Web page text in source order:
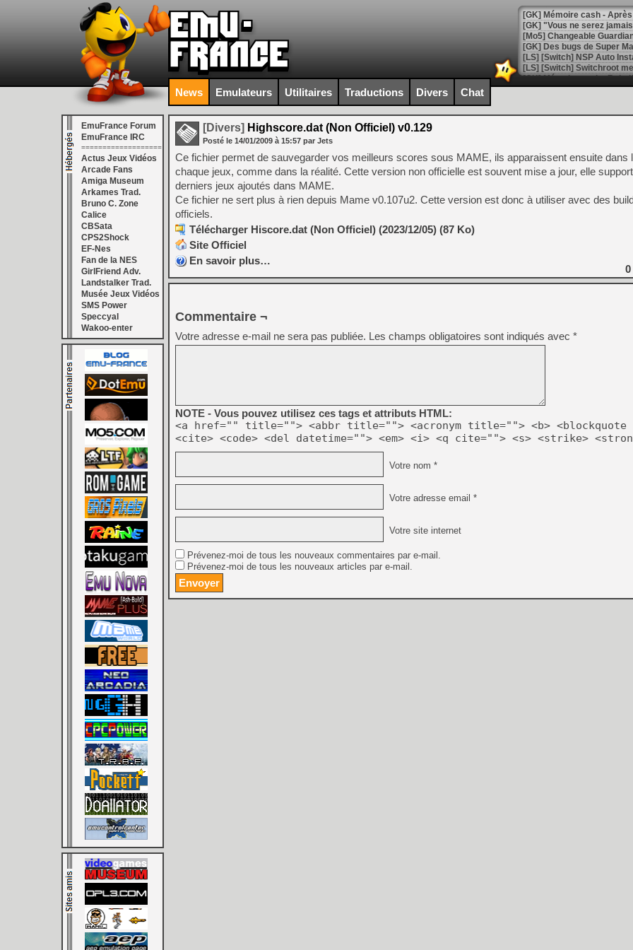
[GK] Mémoire cash -
[GK] "Vous ne serez
[Mo5] Changeable
[GK] Des bugs de Super
[LS] [Switch] NSP Auto
[GK] La saga horrifique
[GK] Le portage de Super
[Mo5] Le jeu de course
[GK] Guillermo del Toro
[GK] Mistfall Hunter : déjà
[GK] Wo Long 2 évolue
[GK] Crossfire : un TPS à
[LS] [PS5] Premiers
[Mo5] DOOM arrive en
[GK] Bethesda fête les 30
[GK] Roblox : l'action en
[GK] Agenda - GeForce
[LS] [PS5] ps5-y2jb-
[GK] Pourquoi Marvel
[GK] Test : Restory : Chill
[GK] GTA 6 : Rockstar
[GK] Hot Wheels Infinite
[GK] Mémoire cash -
[GK] Résultats Nintendo :
[GK] Dans ce jeu de
News Emulateurs Utilitaires Traductions Divers Chat
EmuFrance Forum
EmuFrance IRC
===================
Actus Jeux Vidéos
Arcade Fans
Amiga Museum
Arkames Trad.
Bruno C. Zone
Calice
CBSata
CPS2Shock
EF-Nes
Fan de la NES
GirlFriend Adv.
Landstalker Trad.
Musée Jeux Vidéos
SMS Power
Speccyal
Wakoo-enter
[Divers] Highscore.dat (Non Officiel) v0.129
Posté le 14/01/2009 à 15:57 par Jets
Ce fichier permet de sauvegarder vos meilleurs scores sous MAME, ils apparaissent ensuite dans
chaque jeux, comme dans la réalité. Cette version non officielle est souvent mise a jour, elle
derniers jeux ajoutés dans MAME.
Ce fichier ne sert plus à rien depuis Mame v0.107u2. Cette version est donc à utiliser avec des
officiels.
Télécharger Hiscore.dat (Non Officiel) (2023/12/05) (87 Ko)
Site Officiel
En savoir plus…
0
Commentaire ¬
Votre adresse e-mail ne sera pas publiée. Les champs obligatoires sont indiqués avec *
NOTE - Vous pouvez utilisez ces tags et attributs HTML:
<a href="" title=""> <abbr title=""> <acronym title=""> <b> <blockquote
<cite> <code> <del datetime=""> <em> <i> <q cite=""> <s> <strike>
Votre nom *
Votre adresse email *
Votre site internet
Prévenez-moi de tous les nouveaux commentaires par e-mail.
Prévenez-moi de tous les nouveaux articles par e-mail.